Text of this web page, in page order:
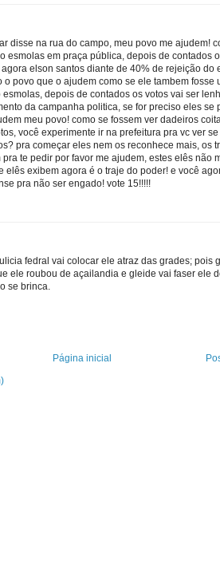
disse na rua do campo, meu povo me ajudem!
esmolas em praça pública, depois de contados
elson santos diante de 40% de rejeição do
o povo que o ajudem como se ele tambem fosse
depois de contados os votos vai ser
da campanha politica, se for preciso eles se
meu povo! como se fossem ver dadeiros
você experimente ir na prefeitura pra vc ver
pra começar eles nem os reconhece mais, os
te pedir por favor me ajudem, estes elês não
elês exibem agora é o traje do poder! e você
pra não ser engado! vote 15!!!!!
fedral vai colocar ele atraz das grades; pois
ele roubou de açailandia e gleide vai faser ele
se brinca.
Página inicial